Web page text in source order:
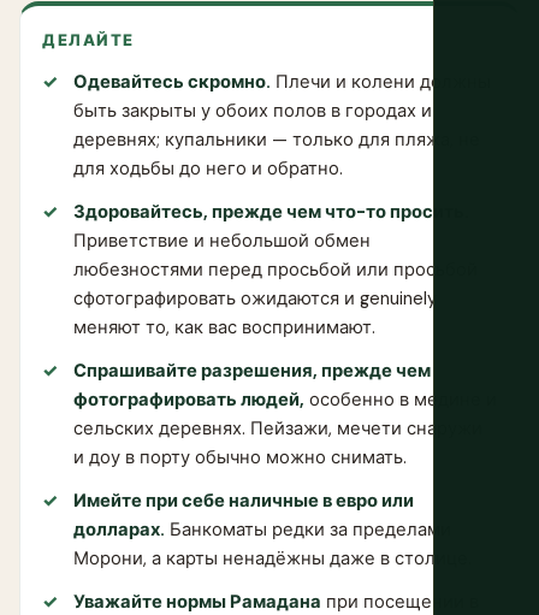
ДЕЛАЙТЕ
Одевайтесь скромно. Плечи и колени должны
быть закрыты у обоих полов в городах и
деревнях; купальники — только для пляжа, не
для ходьбы до него и обратно.
Здоровайтесь, прежде чем что-то просить.
Приветствие и небольшой обмен
любезностями перед просьбой или просьбой
сфотографировать ожидаются и genuinely
меняют то, как вас воспринимают.
Спрашивайте разрешения, прежде чем
фотографировать людей, особенно в медине и
сельских деревнях. Пейзажи, мечети снаружи
и доу в порту обычно можно снимать.
Имейте при себе наличные в евро или
долларах. Банкоматы редки за пределами
Морони, а карты ненадёжны даже в столице.
Уважайте нормы Рамадана при посещении в